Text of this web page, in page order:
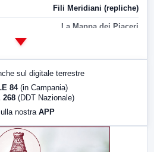
Fili Meridiani (repliche)
La Mappa dei Piaceri
sul digitale terrestre
84 (in Campania)
268 (DDT Nazionale)
nostra APP